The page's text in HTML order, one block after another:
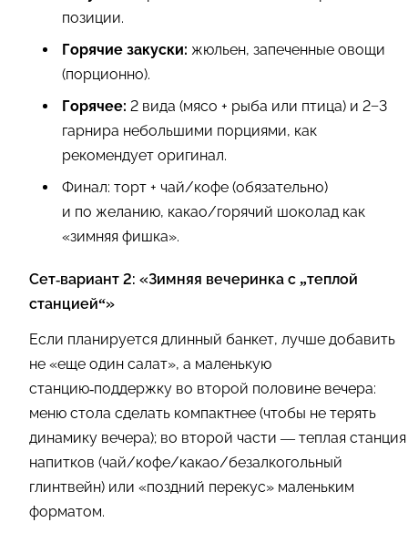
позиции.
Горячие закуски: жюльен, запеченные овощи
(порционно).
Горячее: 2 вида (мясо + рыба или птица) и 2−3
гарнира небольшими порциями, как
рекомендует оригинал.
Финал: торт + чай/кофе (обязательно)
и по желанию, какао/горячий шоколад как
«зимняя фишка».
Сет‑вариант 2: «Зимняя вечеринка с „теплой
станцией“»
Если планируется длинный банкет, лучше добавить
не «еще один салат», а маленькую
станцию‑поддержку во второй половине вечера:
меню стола сделать компактнее (чтобы не терять
динамику вечера); во второй части — теплая станция
напитков (чай/кофе/какао/безалкогольный
глинтвейн) или «поздний перекус» маленьким
форматом.